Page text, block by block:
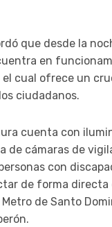
que desde la
en
cual ofrece un
ciudadanos.
cuenta con
de cámaras de
con
de forma directa
de Santo